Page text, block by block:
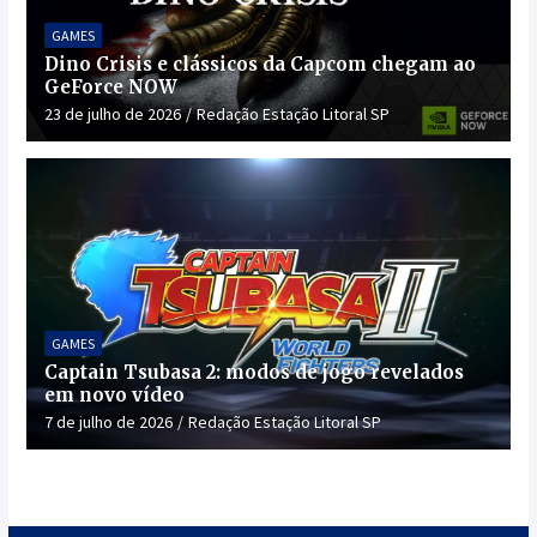
GAMES
Dino Crisis e clássicos da Capcom chegam ao
GeForce NOW
23 de julho de 2026 Redação Estação Litoral SP
GAMES
Captain Tsubasa 2: modos de jogo revelados
em novo vídeo
7 de julho de 2026 Redação Estação Litoral SP